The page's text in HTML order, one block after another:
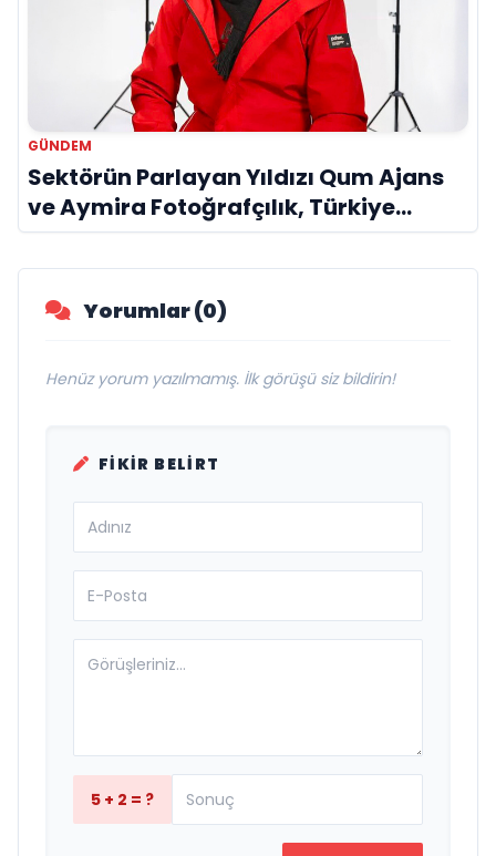
GÜNDEM
Sektörün Parlayan Yıldızı Qum Ajans
ve Aymira Fotoğrafçılık, Türkiye
Genelinde Hizmet Ağını Genişletiyor
Yorumlar (0)
Henüz yorum yazılmamış. İlk görüşü siz bildirin!
FIKIR BELIRT
5 + 2 = ?